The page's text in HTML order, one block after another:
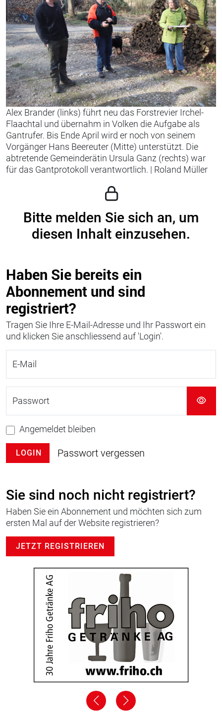
Alex Brander (links) führt neu das Forstrevier Irchel-
Flaachtal und übernahm in Volken die Aufgabe als
Gantrufer. Bis Ende April wird er noch von seinem
Vorgänger Hans Beereuter (Mitte) unterstützt. Die
abtretende Gemeinderätin Ursula Ganz (rechts) war
für das Gantprotokoll verantwortlich. | Roland Müller
Bitte melden Sie sich an, um
diesen Inhalt einzusehen.
Haben Sie bereits ein
Abonnement und sind
registriert?
Tragen Sie Ihre E-Mail-Adresse und Ihr Passwort ein
und klicken Sie anschliessend auf 'Login'.
E-Mail
Passwort
Angemeldet bleiben
LOGIN Passwort vergessen
Sie sind noch nicht registriert?
Haben Sie ein Abonnement und möchten sich zum
ersten Mal auf der Website registrieren?
JETZT REGISTRIEREN